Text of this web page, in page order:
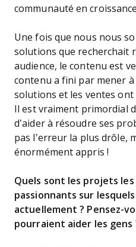
communauté en
Une fois que nous nous
solutions que recherchait
audience, le contenu est
contenu a fini par mener
solutions et les ventes ont
Il est vraiment primordial
d’aider à résoudre ses
pas l’erreur la plus drôle,
énormément appris !
Quels sont les projets
passionnants sur
actuellement ? Pensez-
pourraient aider les gens